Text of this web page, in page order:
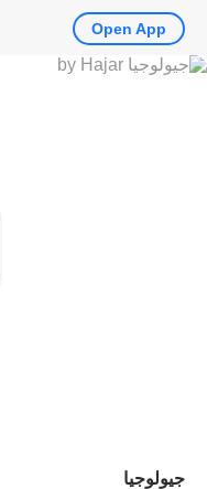
جيولوجيا
Open App